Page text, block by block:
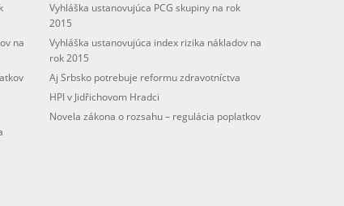
na
Vyhláška ustanovujúca PCG skupiny na rok
2015
Vyhláška ustanovujúca index rizika nákladov na
rok 2015
Aj Srbsko potrebuje reformu zdravotníctva
HPI v Jidřichovom Hradci
Novela zákona o rozsahu – regulácia poplatkov